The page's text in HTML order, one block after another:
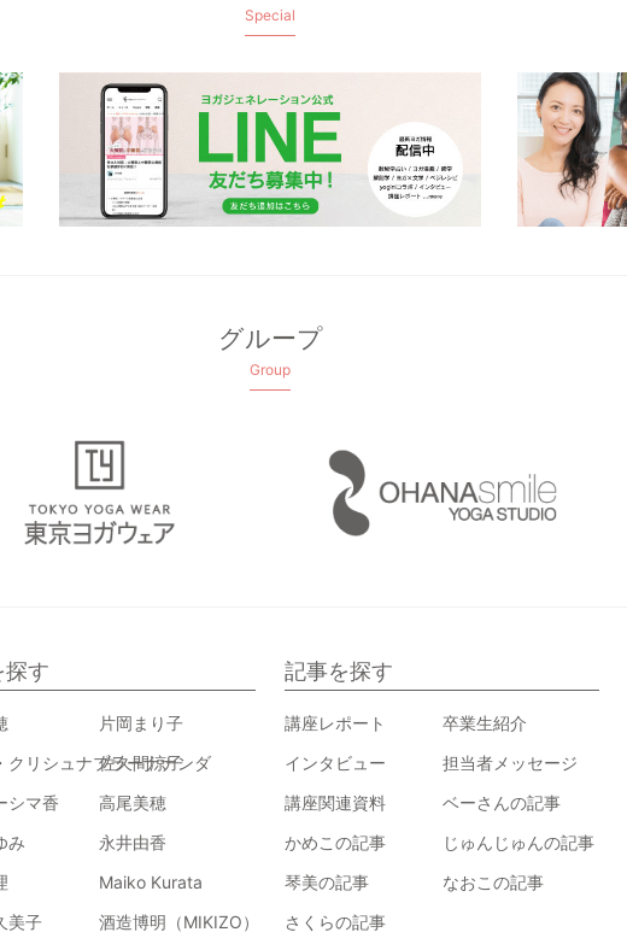
Special
グループ
Group
探す
片岡まり子
クリシュナプラーナナンダ
佐久間涼子
シマ香
高尾美穂
み
永井由香
Maiko Kurata
美子
酒造博明（MIKIZO）
記事を探す
講座レポート
卒業生紹介
インタビュー
担当者メッセージ
講座関連資料
ベーさんの記事
かめこの記事
じゅんじゅんの記事
琴美の記事
なおこの記事
さくらの記事